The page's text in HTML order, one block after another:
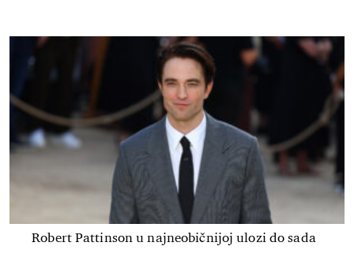
Robert Pattinson u najneobičnijoj ulozi do sada